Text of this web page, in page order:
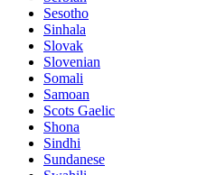
Sesotho
Sinhala
Slovak
Slovenian
Somali
Samoan
Scots Gaelic
Shona
Sindhi
Sundanese